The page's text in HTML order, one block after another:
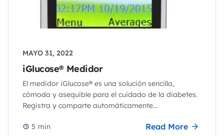
MAYO 31, 2022
iGlucose® Medidor
El medidor iGlucose® es una solución sencilla,
cómoda y asequible para el cuidado de la diabetes.
Registra y comparte automáticamente...
5 min Read More